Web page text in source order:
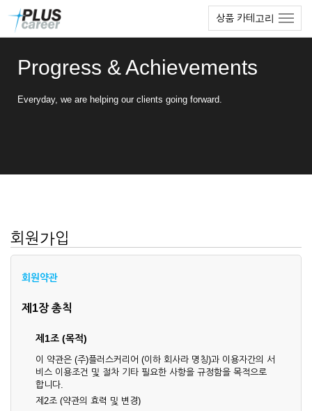
상품 카테고리
Progress & Achievements
Everyday, we are helping our clients going forward.
회원가입
회원약관
제1장 총칙
제1조 (목적)
이 약관은 (주)플러스커리어 (이하 회사라 명칭)과 이용자간의 서
비스 이용조건 및 절차 기타 필요한 사항을 규정함을 목적으로
합니다.
제2조 (약관의 효력 및 변경)